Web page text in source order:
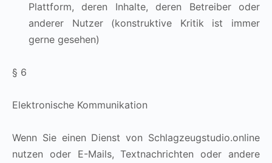
Plattform, deren Inhalte, deren Betreiber oder
anderer Nutzer (konstruktive Kritik ist immer
gerne gesehen)
§ 6
Elektronische Kommunikation
Wenn Sie einen Dienst von Schlagzeugstudio.online
nutzen oder E-Mails, Textnachrichten oder andere